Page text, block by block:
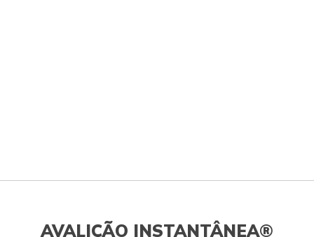
AVALIÇÃO INSTANTÂNEA®